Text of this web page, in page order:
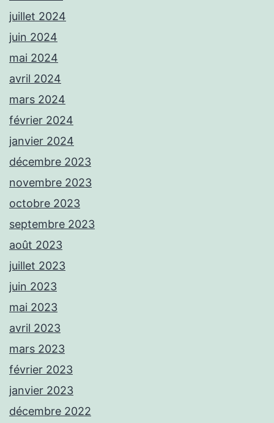
juillet 2024
juin 2024
mai 2024
avril 2024
mars 2024
février 2024
janvier 2024
décembre 2023
novembre 2023
octobre 2023
septembre 2023
août 2023
juillet 2023
juin 2023
mai 2023
avril 2023
mars 2023
février 2023
janvier 2023
décembre 2022